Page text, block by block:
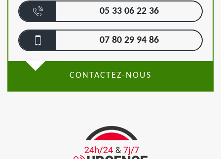
05 33 06 22 36
07 80 29 94 86
CONTACTEZ-NOUS